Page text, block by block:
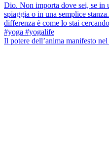
Il potere dell’anima manifesto